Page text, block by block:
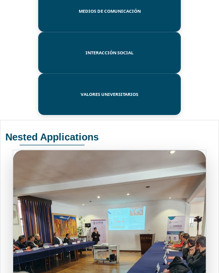
MEDIOS DE COMUNICACIÓN
INTERACCIÓN SOCIAL
VALORES UNIVERSITARIOS
Nested Applications